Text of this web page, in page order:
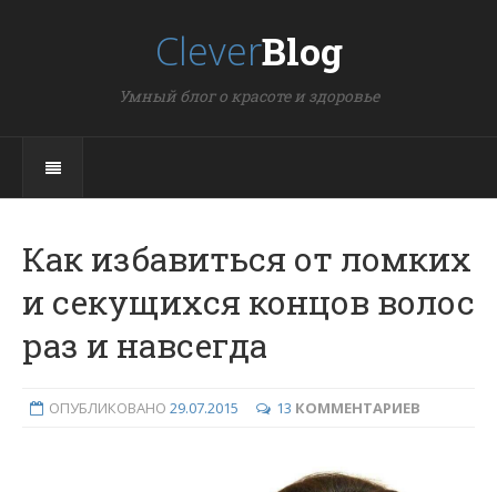
CleverBlog
Умный блог о красоте и здоровье
Как избавиться от ломких
и секущихся концов волос
раз и навсегда
ОПУБЛИКОВАНО 29.07.2015 13 КОММЕНТАРИЕВ